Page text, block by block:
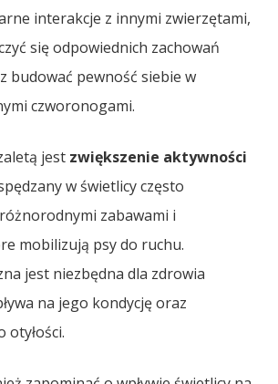
interakcje z innymi zwierzętami,
się odpowiednich zachowań
budować pewność siebie w
czworonogami.
jest zwiększenie aktywności
w świetlicy często
zabawami i
mobilizują psy do ruchu.
jest niezbędna dla zdrowia
na jego kondycję oraz
otyłości.